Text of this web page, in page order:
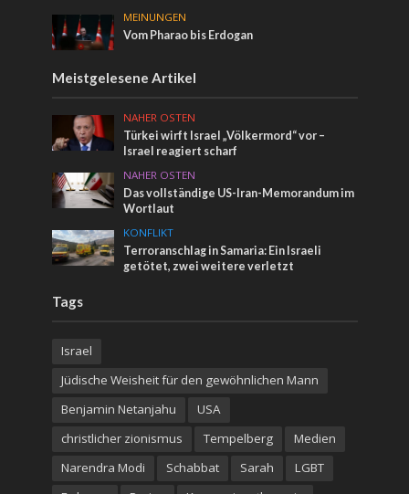
MEINUNGEN
Vom Pharao bis Erdogan
Meistgelesene Artikel
NAHER OSTEN
Türkei wirft Israel „Völkermord“ vor –
Israel reagiert scharf
NAHER OSTEN
Das vollständige US-Iran-Memorandum im
Wortlaut
KONFLIKT
Terroranschlag in Samaria: Ein Israeli
getötet, zwei weitere verletzt
Tags
Israel
Jüdische Weisheit für den gewöhnlichen Mann
Benjamin Netanjahu
USA
christlicher zionismus
Tempelberg
Medien
Narendra Modi
Schabbat Sarah
LGBT